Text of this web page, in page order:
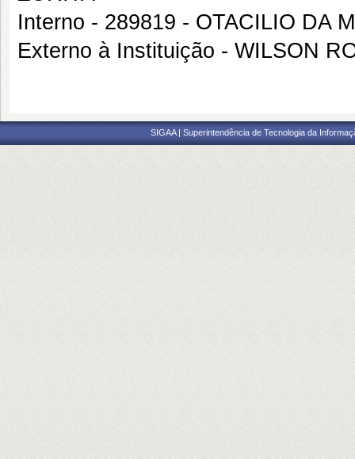
Interno - 289819 - OTACILIO DA
Externo à Instituição - WILSON
SIGAA | Superintendência de Tecnologia da